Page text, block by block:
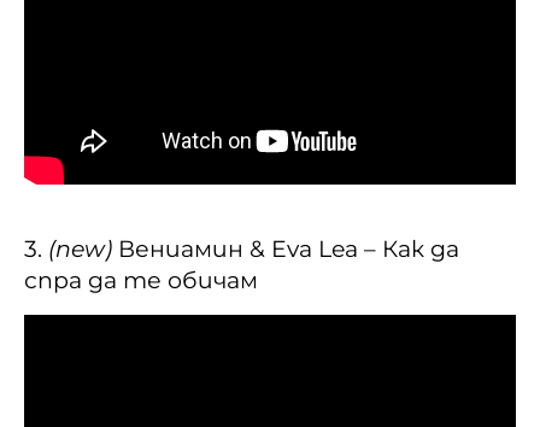
3. (new) Вениамин & Eva Lea – Как да
спра да те обичам